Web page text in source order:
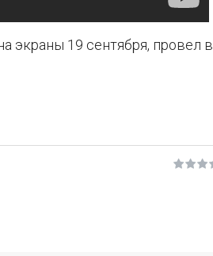
экраны 19 сентября, провел в